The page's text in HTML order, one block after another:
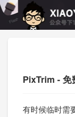
PixTrim - 免
有时候临时需